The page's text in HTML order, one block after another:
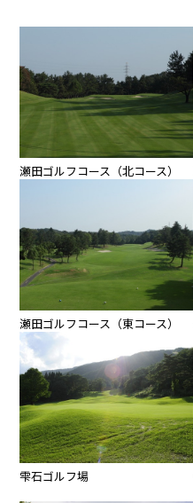
瀬田ゴルフコース（北コース）
瀬田ゴルフコース（東コース）
雫石ゴルフ場